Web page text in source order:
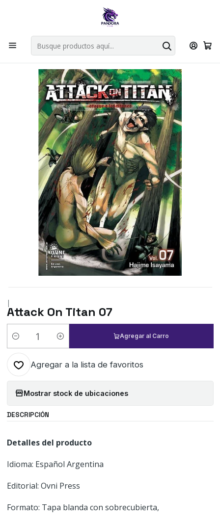
Por compras en cartas singles superiores a 49.990 el envio es
Explorar singles
Inicio Mangas Bunkoban Attack On Titan 07
|
Attack On Titan 07
Cantidad
Agregar al Carro
Agregar a la lista de favoritos
Mostrar stock de ubicaciones
DESCRIPCIÓN
Detalles del producto
Idioma: Español Argentina
Editorial: Ovni Press
Formato: Tapa blanda con sobrecubierta,